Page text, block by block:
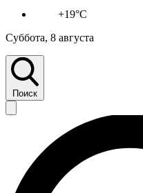
+19°C
Суббота, 8 августа
Поиск